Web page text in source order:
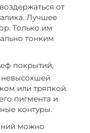
от
Лучшее
Только им
тонким
покрытий,
или тряпкой.
пигмента и
контуры.
можно